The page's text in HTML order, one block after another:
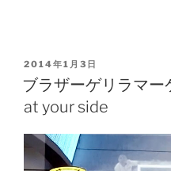
2014年1月3日
ブラザーゲリラマ
at your side